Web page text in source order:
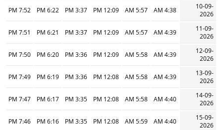
10-09-
2026
4:38 AM
5:57 AM
12:09 PM
3:37 PM
6:22 PM
7:52 PM
11-09-
2026
4:39 AM
5:57 AM
12:09 PM
3:37 PM
6:21 PM
7:51 PM
12-09-
2026
4:39 AM
5:58 AM
12:09 PM
3:36 PM
6:20 PM
7:50 PM
13-09-
2026
4:39 AM
5:58 AM
12:08 PM
3:36 PM
6:19 PM
7:49 PM
14-09-
2026
4:40 AM
5:58 AM
12:08 PM
3:35 PM
6:17 PM
7:47 PM
15-09-
2026
4:40 AM
5:59 AM
12:08 PM
3:35 PM
6:16 PM
7:46 PM